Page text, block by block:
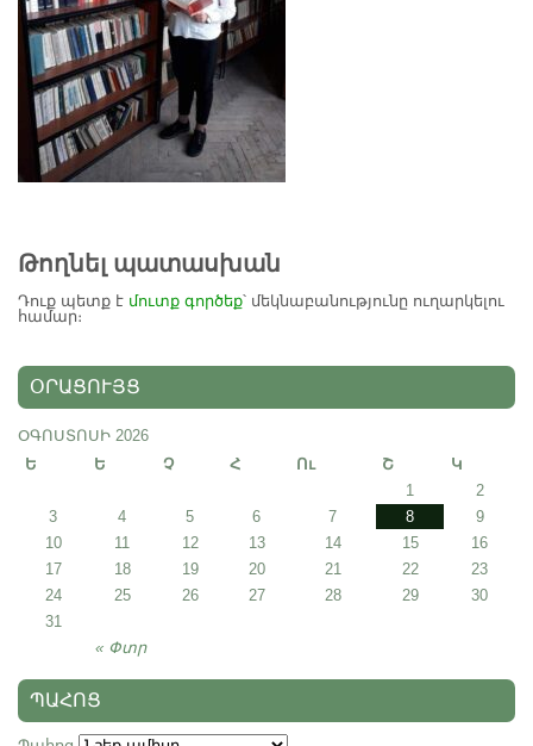
Թողնել պատասխան
Դուք պետք է մուտք գործեք՝ մեկնաբանությունը ուղարկելու
համար։
ՕՐԱՑՈՒՅՑ
ՕԳՈՍՏՈՍԻ 2026
Ե
Ե Չ Հ Ու Շ Կ
« Փտր
1
2
3
4 5 6 7 8
9
10
11 12 13 14 15
16
17
18 19 20 21 22
23
24
25 26 27 28 29
30
31
ՊԱՀՈՑ